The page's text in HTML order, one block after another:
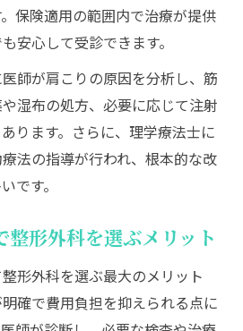
保険適用の範囲内で治療が提供
安心して受診できます。
師が肩こりの原因を分析し、筋
湿布の処方、必要に応じて注射
ります。さらに、理学療法士に
法の指導が行われ、根本的な改
です。
整形外科を選ぶメリット
形外科を選ぶ最大のメリット
確で費用負担を抑えられる点に